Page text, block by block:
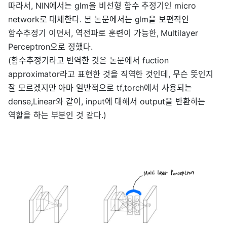
따라서, NIN에서는 glm을 비선형 함수 추정기인 micro
network로 대체한다. 본 논문에서는 glm을 보편적인
함수추정기 이면서, 역전파로 훈련이 가능한, Multilayer
Perceptron으로 정했다.
(함수추정기라고 번역한 것은 논문에서 fuction
approximator라고 표현한 것을 직역한 것인데, 무슨 뜻인지
잘 모르겠지만 아마 일반적으로 tf,torch에서 사용되는
dense,Linear와 같이, input에 대해서 output을 반환하는
역할을 하는 부분인 것 같다.)